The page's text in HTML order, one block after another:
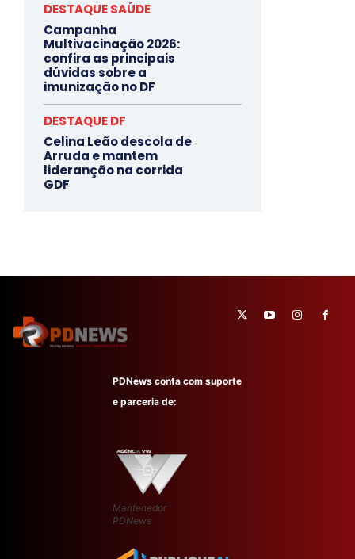
DESTAQUE SAÚDE
Campanha
Multivacinação 2026:
confira as principais
dúvidas sobre a
imunização no DF
DESTAQUE DF
Celina Leão descola de
Arruda e mantem
lideranção na corrida
GDF
PDNews conta com suporte
e parceria de:
Mantenedor
PDNews